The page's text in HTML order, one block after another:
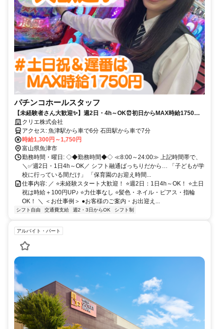
パチンコホールスタッフ
【未経験者さん大歓迎✨】週2日・4h～OK⏰初日からMAX時給1750円✨
サロンネイルも楽しめる接客バイト✨＼車・バイク通勤◎／
クリエ株式会社
アクセス: 魚津駅から車で6分 石田駅から車で7分
時給1,300円～1,750円
富山県魚津市
勤務時間・曜日: ◇◆勤務時間◆◇ ≪8:00～24:00≫ 上記時間帯で、
＼✅週2日・1日4h～OK／ シフト融通ばっちりだから… 「子どもが学
校に行っている間だけ」 「保育園のお迎え時間...
仕事内容: ／ ⭐未経験スタート大歓迎！ ⭐週2日：1日4h～OK！ ⭐土日
祝は時給＋100円UP♪ ⭐力仕事なし ⭐髪色・ネイル・ピアス・指輪
OK！ ＼ ＜お仕事例＞ ●お客様のご案内・お出迎え...
シフト自由 交通費支給 週2・3日からOK シフト制
アルバイト・パート